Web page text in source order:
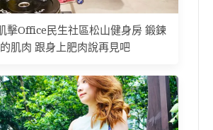
擊Office民生社區松山健身房 鍛鍊
肌肉 跟身上肥肉說再見吧